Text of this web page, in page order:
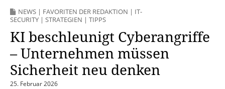
NEWS | FAVORITEN DER REDAKTION | IT-
SECURITY | STRATEGIEN | TIPPS
KI beschleunigt Cyberangriffe
– Unternehmen müssen
Sicherheit neu denken
25. Februar 2026